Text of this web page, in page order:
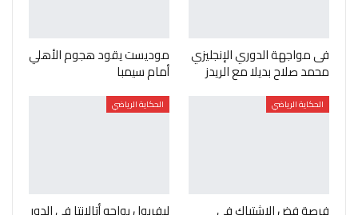
فى مواجهة الدوري الإنجليزي
محمد صلاح بديلا مع الريدز
موديست يقود هجوم الأهلي
أمام سيمبا
الحكاية الرياضي الحكاية الرياضي